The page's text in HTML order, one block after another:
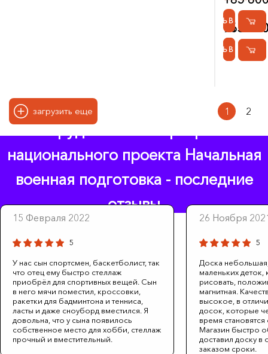
КУПИТЬ В 1 КЛИК
см
911
КУПИТЬ В 1 КЛИК
см
463
КУПИТЬ В 1 КЛИК
загрузить еще 1 2
Оборудование по программе
национального проекта Начальная
военная подготовка - последние
отзывы
15 Февраля 2022
5
У нас сын спортсмен, баскетболист, так
что отец ему быстро стеллаж
приобрёл для спортивных вещей. Сын
в него мячи поместил, кроссовки,
ракетки для бадминтона и тенниса,
ласты и даже сноуборд вместился. Я
довольна, что у сына появилось
собственное место для хобби, стеллаж
прочный и вместительный.
26 Ноября
5
Доска
маленьких
рисовать,
магнитная.
высокое, в
досок, которые
время
Магазин быстро
доставил доску в
заказом сроки.